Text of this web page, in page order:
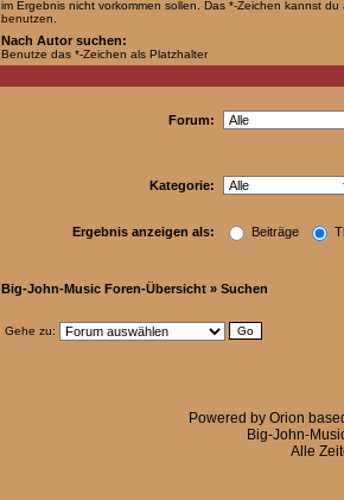
im Ergebnis nicht vorkommen sollen. Das *-Zeichen kannst du
benutzen.
Nach Autor suchen:
Benutze das *-Zeichen als Platzhalter
Forum:
Kategorie:
Ergebnis anzeigen als: Beiträge
Big-John-Music Foren-Übersicht » Suchen
Gehe zu:
Powered by Orion
Big-John-
Alle